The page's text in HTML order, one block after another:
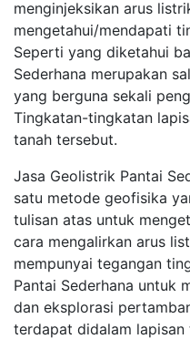
menginjeksikan arus
mengetahui/mendapati
Seperti yang diketahui
Sederhana merupakan
yang berguna sekali
Tingkatan-tingkatan
tanah tersebut.
Jasa Geolistrik Pantai
satu metode geofisika
tulisan atas untuk
cara mengalirkan arus
mempunyai tegangan
Pantai Sederhana untuk
dan eksplorasi
terdapat didalam lapisan